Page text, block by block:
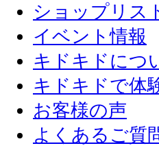
ショップリス
イベント情報
キドキドにつ
キドキドで体
お客様の声
よくあるご質